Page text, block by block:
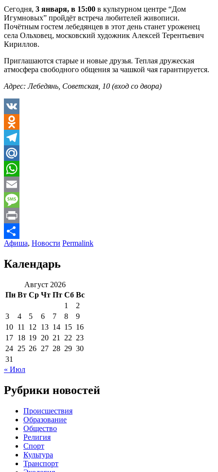
Отправить
Сегодня, 3 января, в 15:00 в культурном центре “Дом
Игумновых” пройдёт встреча любителей живописи.
Почётным гостем лебедянцев в этот день станет уроженец
села Ольховец, московский художник Алексей Терентьевич
Кириллов.
Приглашаются старые и новые друзья. Теплая дружеская
атмосфера свободного общения за чашкой чая гарантируется.
Адрес: Лебедянь, Советская, 10 (вход со двора)
VK
Odnoklassniki
Telegram
Mail.Ru
WhatsApp
Email
Message
Print
Отправить
Афиша, Новости Permalink
Календарь
Август 2026
Пн Вт Ср Чт Пт Сб Вс
1
2
3
4 5 6 7 8
9
10 11 12 13 14 15 16
17 18 19 20 21 22 23
24 25 26 27 28 29 30
31
« Июл
Рубрики новостей
Происшествия
Образование
Общество
Религия
Спорт
Культура
Транспорт